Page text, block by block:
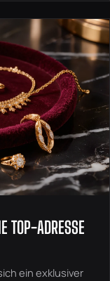
TOP-ADRESSE
ein exklusiver